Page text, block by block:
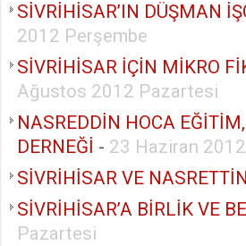
SİVRİHİSAR’IN DÜŞMAN
2012 Perşembe
SİVRİHİSAR İÇİN MİKRO
Ağustos 2012 Pazartesi
NASREDDİN HOCA
DERNEĞİ - 23 Haziran
SİVRİHİSAR VE
SİVRİHİSAR’A BİRLİK VE
Pazartesi